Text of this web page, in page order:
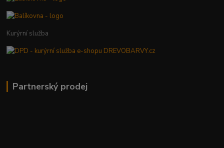
Kurýrní služba
Partnerský prodej